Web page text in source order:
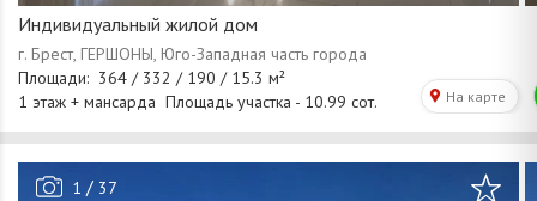
Индивидуальный жилой дом
1 / 37